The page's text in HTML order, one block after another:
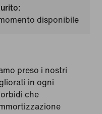
disponibile
preso i nostri
in ogni
che